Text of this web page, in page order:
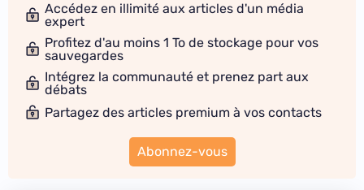
Accédez en illimité aux articles d'un média
expert
Profitez d'au moins 1 To de stockage pour vos
sauvegardes
Intégrez la communauté et prenez part aux
débats
Partagez des articles premium à vos contacts
Abonnez-vous